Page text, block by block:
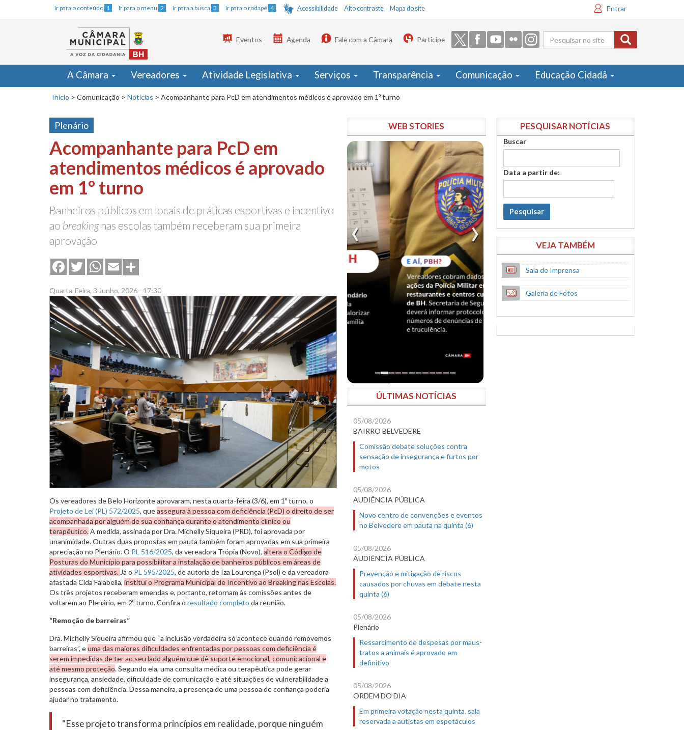
Ir para o conteúdo 1 Ir para o menu 2 Ir para a busca 3 Ir para o rodapé 4 Acessibilidade Alto contraste Mapa do site Entrar
Formulário
de busca
Eventos Agenda Fale com a Câmara Participe
A Câmara Vereadores Atividade Legislativa Serviços Transparência Comunicação Educação Cidadã
Início > Comunicação > Notícias > Acompanhante para PcD em atendimentos médicos é aprovado em 1º turno
Plenário
Acompanhante para PcD em
atendimentos médicos é aprovado
em 1º turno
Banheiros públicos em locais de práticas esportivas e incentivo
ao breakingnas escolas também receberam sua primeira
aprovação
FacebookTwitterWhatsApp
Email
Quarta-Feira, 3 Junho, 2026 - 17:30
Os vereadores de Belo Horizonte aprovaram, nesta quarta-feira (3/6), em 1º turno, o
Projeto de Lei (PL) 572/2025, queassegura à pessoa com deficiência (PcD) o direito de ser
acompanhada por alguém de sua confiança durante o atendimento clínico ou
terapêutico.A medida, assinada por Dra. Michelly Siqueira (PRD), foi aprovada por
unanimidade. Outras duas propostas em pauta também foram aprovadas em sua primeira
apreciação no Plenário. O PL 516/2025, da vereadora Trópia (Novo), altera o Código de
Posturas do Município para possibilitar a instalação de banheiros públicos em áreas de
atividades esportivas. Já o PL 595/2025, de autoria de Iza Lourença (Psol) e da vereadora
afastada Cida Falabella, institui o Programa Municipal de Incentivo ao Breaking nas Escolas.
Os três projetos receberam emendas e, portanto, retornam às comissões antes de
voltarem ao Plenário, em 2º turno. Confira o resultado completo da reunião.
“Remoção de barreiras”
Dra. Michelly Siqueira afirmou que “a inclusão verdadeira só acontece quando removemos
barreiras”, euma das maiores dificuldades enfrentadas por pessoas com deficiência é
serem impedidas de ter ao seu lado alguém que dê suporte emocional, comunicacional e
até mesmo proteção. Segundo ela, uma consulta médica ou terapêutica pode gerar
insegurança, ansiedade, dificuldade de comunicação e até situações de vulnerabilidade a
pessoas com deficiência. Dessa maneira, a presença de uma pessoa de confiança poderia
ajudar no tratamento.
“Esse projeto transforma princípios em realidade, porque ninguém
WEB STORIES
ÚLTIMAS NOTÍCIAS
05/08/2026
BAIRRO BELVEDERE
Comissão debate soluções contra
sensação de insegurança e furtos por
motos
05/08/2026
AUDIÊNCIA PÚBLICA
Novo centro de convenções e eventos
no Belvedere em pauta na quinta (6)
05/08/2026
AUDIÊNCIA PÚBLICA
Prevenção e mitigação de riscos
causados por chuvas em debate nesta
quinta (6)
05/08/2026
Plenário
Ressarcimento de despesas por maus-
tratos a animais é aprovado em
definitivo
05/08/2026
ORDEM DO DIA
Em primeira votação nesta quinta, sala
reservada a autistas em espetáculos
PESQUISAR NOTÍCIAS
Buscar
Data a partir de:
Pesquisar
VEJA TAMBÉM
Sala de Imprensa
Galeria de Fotos